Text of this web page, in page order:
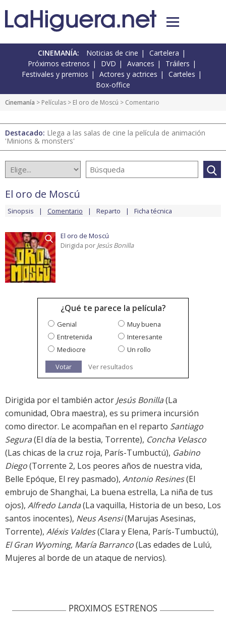
CINEMANÍA: Noticias de cine
Cartelera
Próximos estrenos
DVD Avances
Tráilers
Festivales y premios
Actores y actrices
Carteles
Box-office
Cinemanía > Películas > El oro de Moscú > Comentario
Destacado: Llega a las salas de cine la película de animación
'Minions & monsters'
El oro de Moscú
Sinopsis Comentario Reparto Ficha técnica
El oro de Moscú
Dirigida por Jesús Bonilla
¿Qué te parece la película?
Genial
Muy buena
Entretenida
Interesante
Mediocre
Un rollo
Votar
Ver resultados
Dirigida por el también actor Jesús Bonilla(La
comunidad, Obra maestra), es su primera incursión
como director. Le acompañan en el reparto Santiago
Segura(El día de la bestia, Torrente), Concha Velasco
(Las chicas de la cruz roja, París-Tumbuctú), Gabino
Diego(Torrente 2, Los peores años de nuestra vida,
Belle Epóque, El rey pasmado), Antonio Resines(El
embrujo de Shanghai, La buena estrella, La niña de tus
ojos), Alfredo Landa(La vaquilla, Historia de un beso, Los
santos inocentes), Neus Asensi(Marujas Asesinas,
Torrente), Aléxis Valdes(Clara y Elena, París-Tumbuctú),
El Gran Wyoming, María Barranco(Las edades de Lulú,
Mujeres al borde de un ataque de nervios).
PROXIMOS ESTRENOS